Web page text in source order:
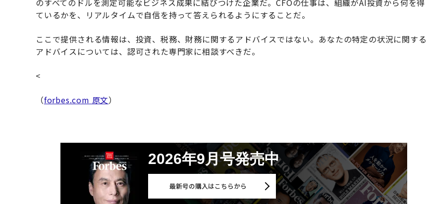
のすべてのドルを測定可能なビジネス成果に結びつけた企業だ。CFOの仕事は、組織がAI投資から何を得
ているかを、リアルタイムで自信を持って答えられるようにすることだ。
ここで提供される情報は、投資、税務、財務に関するアドバイスではない。あなたの特定の状況に関する
アドバイスについては、認可された専門家に相談すべきだ。
<
（forbes.com 原文）
2026年9月号発売中
最新号の購入はこちらから